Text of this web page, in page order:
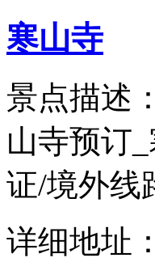
寒山寺
景点描述
山寺预订
证/境外线
详细地址